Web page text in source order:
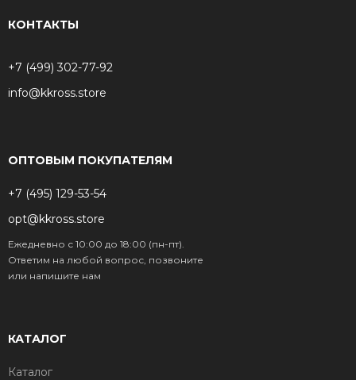
КОНТАКТЫ
+7 (499) 302-77-92
info@kkross.store
ОПТОВЫМ ПОКУПАТЕЛЯМ
+7 (495) 129-53-54
opt@kkross.store
Ежедневно с 10:00 до 18:00 (пн-пт).
Ответим на любой вопрос, позвоните
или напишите нам
КАТАЛОГ
Каталог